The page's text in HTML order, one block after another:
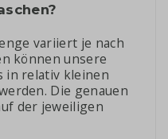
variiert je nach
können unsere
in relativ kleinen
Die genauen
der jeweiligen